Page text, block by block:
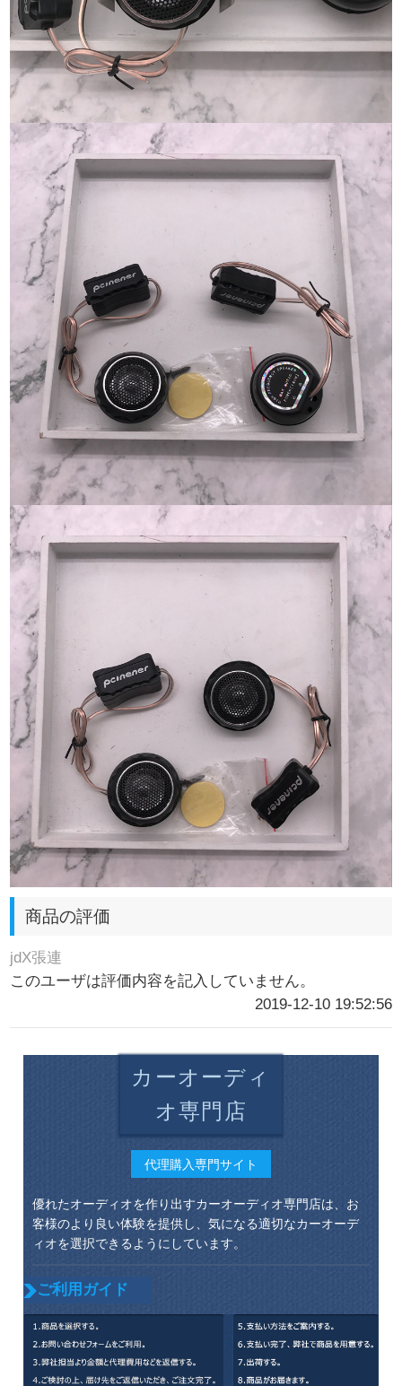
商品の評価
jdX張連
このユーザは評価内容を記入していません。
2019-12-10 19:52:56
カーオーディ
オ専門店
代理購入専門サイト
優れたオーディオを作り出すカーオーディオ専門店は、お
客様のより良い体験を提供し、気になる適切なカーオーデ
ィオを選択できるようにしています。
ご利用ガイド